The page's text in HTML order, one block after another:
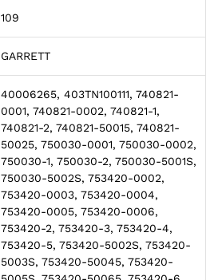
109
GARRETT
40006265, 403TN100111, 740821-
0001, 740821-0002, 740821-1,
740821-2, 740821-50015, 740821-
50025, 750030-0001, 750030-0002,
750030-1, 750030-2, 750030-5001S,
750030-5002S, 753420-0002,
753420-0003, 753420-0004,
753420-0005, 753420-0006,
753420-2, 753420-3, 753420-4,
753420-5, 753420-5002S, 753420-
5003S, 753420-50045, 753420-